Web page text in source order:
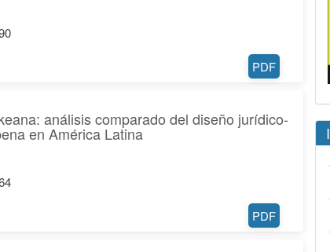
PDF
análisis comparado del diseño jurídico-
en América Latina
PDF